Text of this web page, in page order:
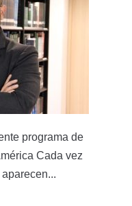
programa de
Cada vez